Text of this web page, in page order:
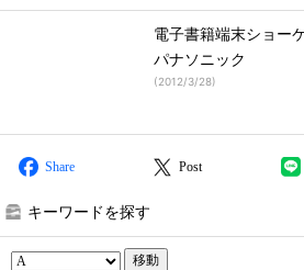
電子書籍端末ショー
パナソニック
(2012/3/28)
Share Post
キーワードを探す
移動